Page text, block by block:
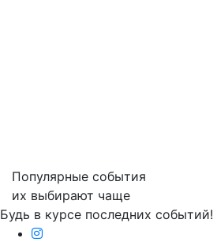
Популярные события
их выбирают чаще
Будь в курсе последних